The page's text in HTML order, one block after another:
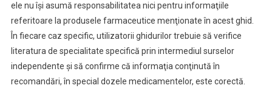
ele nu îşi asumă responsabilitatea nici pentru informaţiile
referitoare la produsele farmaceutice menţionate în acest ghid.
În fiecare caz specific, utilizatorii ghidurilor trebuie să verifice
literatura de specialitate specifică prin intermediul surselor
independente şi să confirme că informaţia conţinută în
recomandări, în special dozele medicamentelor, este corectă.